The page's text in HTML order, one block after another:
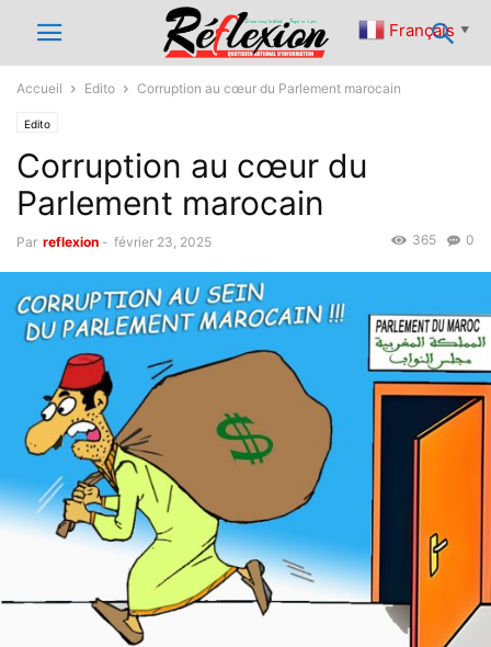
Accueil Edito Corruption au cœur du Parlement marocain
Edito
Corruption au cœur du
Parlement marocain
Par reflexion - février 23, 2025 0
365
Français ▼